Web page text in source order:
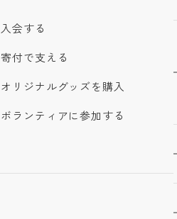
入会する
寄付で支える
オリジナルグッズを購入
ボランティアに参加する